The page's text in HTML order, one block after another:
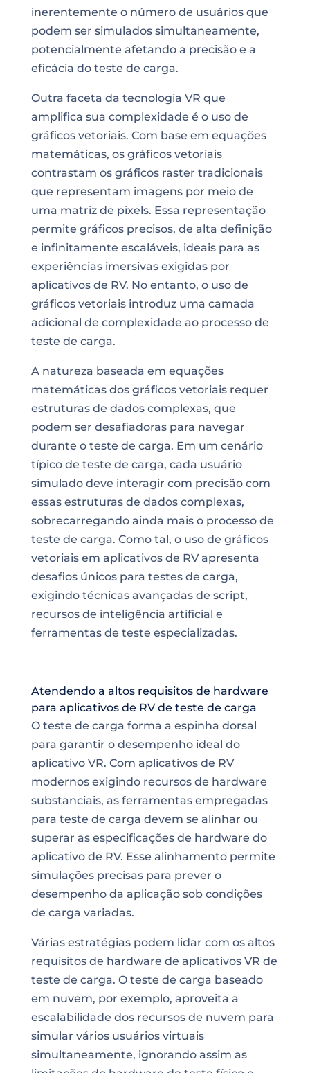
inerentemente o número de usuários que
podem ser simulados simultaneamente,
potencialmente afetando a precisão e a
eficácia do teste de carga.
Outra faceta da tecnologia VR que
amplifica sua complexidade é o uso de
gráficos vetoriais. Com base em equações
matemáticas, os gráficos vetoriais
contrastam os gráficos raster tradicionais
que representam imagens por meio de
uma matriz de pixels. Essa representação
permite gráficos precisos, de alta definição
e infinitamente escaláveis, ideais para as
experiências imersivas exigidas por
aplicativos de RV. No entanto, o uso de
gráficos vetoriais introduz uma camada
adicional de complexidade ao processo de
teste de carga.
A natureza baseada em equações
matemáticas dos gráficos vetoriais requer
estruturas de dados complexas, que
podem ser desafiadoras para navegar
durante o teste de carga. Em um cenário
típico de teste de carga, cada usuário
simulado deve interagir com precisão com
essas estruturas de dados complexas,
sobrecarregando ainda mais o processo de
teste de carga. Como tal, o uso de gráficos
vetoriais em aplicativos de RV apresenta
desafios únicos para testes de carga,
exigindo técnicas avançadas de script,
recursos de inteligência artificial e
ferramentas de teste especializadas.
Atendendo a altos requisitos de hardware
para aplicativos de RV de teste de carga
O teste de carga forma a espinha dorsal
para garantir o desempenho ideal do
aplicativo VR. Com aplicativos de RV
modernos exigindo recursos de hardware
substanciais, as ferramentas empregadas
para teste de carga devem se alinhar ou
superar as especificações de hardware do
aplicativo de RV. Esse alinhamento permite
simulações precisas para prever o
desempenho da aplicação sob condições
de carga variadas.
Várias estratégias podem lidar com os altos
requisitos de hardware de aplicativos VR de
teste de carga. O teste de carga baseado
em nuvem, por exemplo, aproveita a
escalabilidade dos recursos de nuvem para
simular vários usuários virtuais
simultaneamente, ignorando assim as